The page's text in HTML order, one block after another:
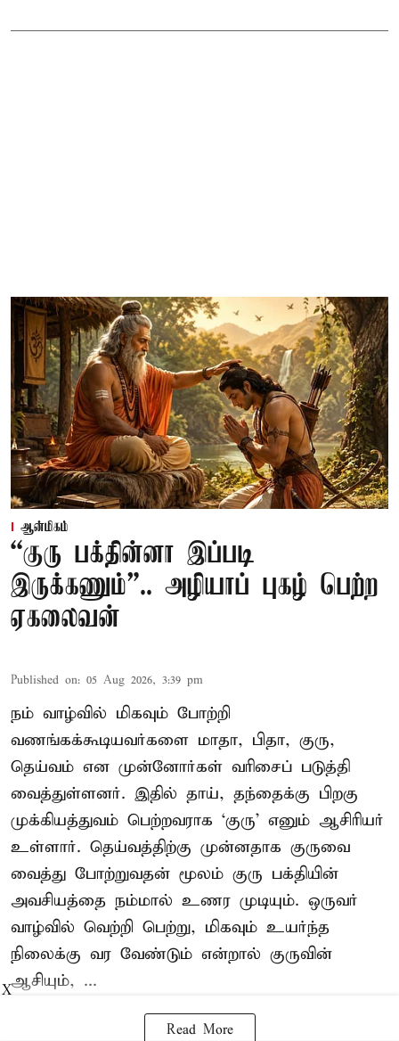
ஆன்மிகம்
“குரு பக்தின்னா இப்படி
இருக்கணும்”.. அழியாப் புகழ் பெற்ற
ஏகலைவன்
Published on: 05 Aug 2026, 3:39 pm
நம் வாழ்வில் மிகவும் போற்றி
வணங்கக்கூடியவர்களை மாதா, பிதா, குரு,
தெய்வம் என முன்னோர்கள் வரிசைப் படுத்தி
வைத்துள்ளனர். இதில் தாய், தந்தைக்கு பிறகு
முக்கியத்துவம் பெற்றவராக ‘குரு’ எனும் ஆசிரியர்
உள்ளார். தெய்வத்திற்கு முன்னதாக குருவை
வைத்து போற்றுவதன் மூலம் குரு பக்தியின்
அவசியத்தை நம்மால் உணர முடியும். ஒருவர்
வாழ்வில் வெற்றி பெற்று, மிகவும் உயர்ந்த
நிலைக்கு வர வேண்டும் என்றால் குருவின்
ஆசியும், ...
Read More
X